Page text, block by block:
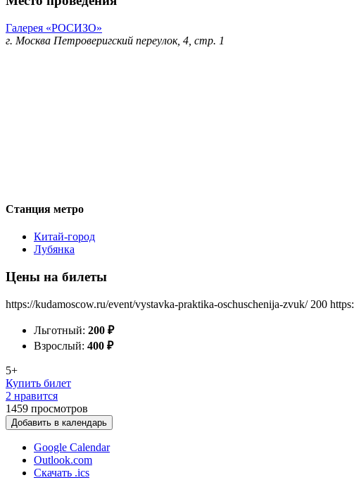
Галерея «РОСИЗО»
г. Москва Петроверигский переулок, 4, стр. 1
Станция метро
Китай-город
Лубянка
Цены на билеты
https://kudamoscow.ru/event/vystavka-praktika-oschuschenija-zvuk/ 200
Льготный: 200 ₽
Взрослый: 400 ₽
5+
Купить билет
2 нравится
1459 просмотров
Добавить в календарь
Google Calendar
Outlook.com
Скачать .ics